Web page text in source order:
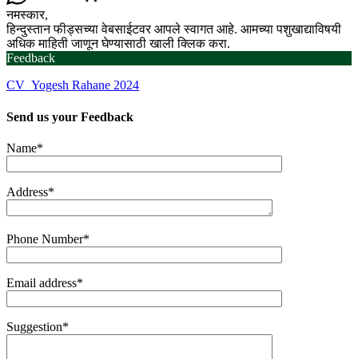
नमस्कार,
हिन्दुस्तान फीड्सच्या वेबसाईटवर आपले स्वागत आहे. आमच्या पशुखाद्याविषयी
अधिक माहिती जाणून घेण्यासाठी खाली क्लिक करा.
Feedback
CV_Yogesh Rahane 2024
Send us your Feedback
Name*
Address*
Phone Number*
Email address*
Suggestion*